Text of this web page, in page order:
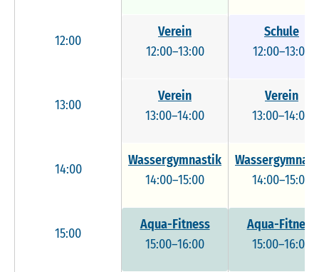
12:00
13:00
14:00
15:00
Verein
12:00–13:00
Verein
13:00–14:00
Wassergymnastik
14:00–15:00
Aqua-Fitness
15:00–16:00
Schule
12:00–13:00
Verein
13:00–14:00
14:00–15:00
Aqua-Fitness
15:00–16:00